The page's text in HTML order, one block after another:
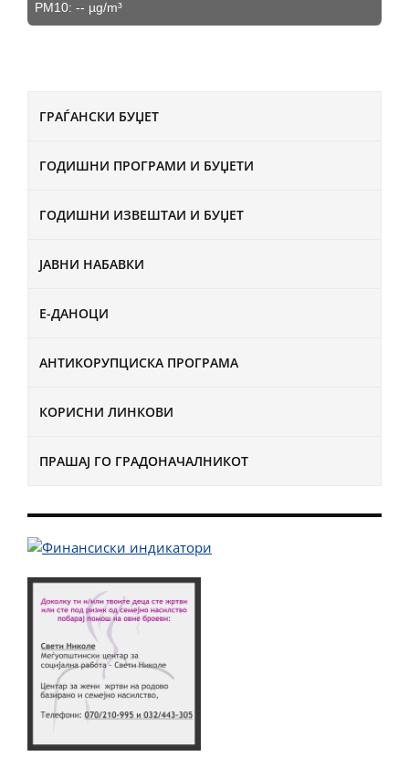
ГРАЃАНСКИ БУЏЕТ
ГОДИШНИ ПРОГРАМИ И БУЏЕТИ
ГОДИШНИ ИЗВЕШТАИ И БУЏЕТ
ЈАВНИ НАБАВКИ
Е-ДАНОЦИ
АНТИКОРУПЦИСКА ПРОГРАМА
КОРИСНИ ЛИНКОВИ
ПРАШАЈ ГО ГРАДОНАЧАЛНИКОТ
PM10: -- µg/m³